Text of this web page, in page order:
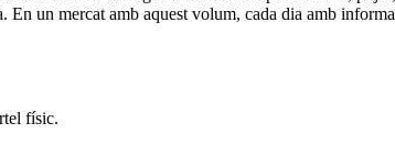
un mercat amb aquest volum, cada dia amb
físic.